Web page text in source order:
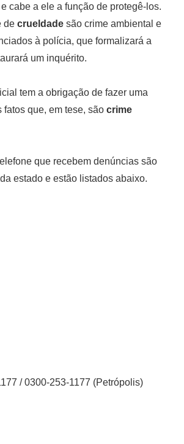
cabe a ele a função de protegê-los.
de crueldade são crime ambiental e
à polícia, que formalizará a
um inquérito.
tem a obrigação de fazer uma
fatos que, em tese, são crime
que recebem denúncias são
estado e estão listados abaixo.
/ 0300-253-1177 (Petrópolis)